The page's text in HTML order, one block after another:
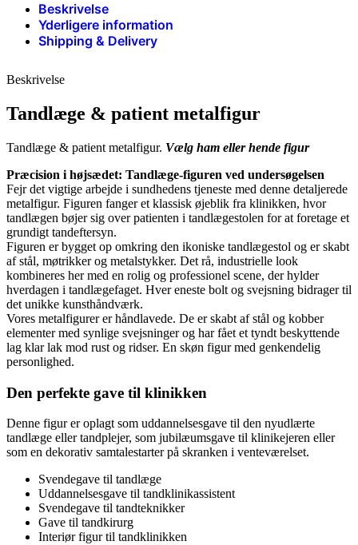
Beskrivelse
Yderligere information
Shipping & Delivery
Beskrivelse
Tandlæge & patient metalfigur
Tandlæge & patient metalfigur. Vælg ham eller hende figur
Præcision i højsædet: Tandlæge-figuren ved undersøgelsen
Fejr det vigtige arbejde i sundhedens tjeneste med denne detaljerede
metalfigur. Figuren fanger et klassisk øjeblik fra klinikken, hvor
tandlægen bøjer sig over patienten i tandlægestolen for at foretage et
grundigt tandeftersyn.
Figuren er bygget op omkring den ikoniske tandlægestol og er skabt
af stål, møtrikker og metalstykker. Det rå, industrielle look
kombineres her med en rolig og professionel scene, der hylder
hverdagen i tandlægefaget. Hver eneste bolt og svejsning bidrager til
det unikke kunsthåndværk.
Vores metalfigurer er håndlavede. De er skabt af stål og kobber
elementer med synlige svejsninger og har fået et tyndt beskyttende
lag klar lak mod rust og ridser. En skøn figur med genkendelig
personlighed.
Den perfekte gave til klinikken
Denne figur er oplagt som uddannelsesgave til den nyudlærte
tandlæge eller tandplejer, som jubilæumsgave til klinikejeren eller
som en dekorativ samtalestarter på skranken i venteværelset.
Svendegave til tandlæge
Uddannelsesgave til tandklinikassistent
Svendegave til tandteknikker
Gave til tandkirurg
Interiør figur til tandklinikken